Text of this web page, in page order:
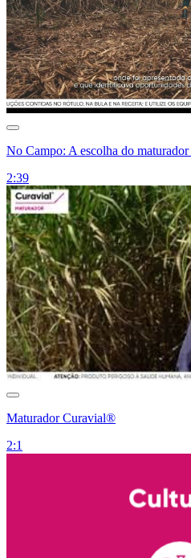
No Campo: A escolha do
2:39
Maturador Curavial®
2:1